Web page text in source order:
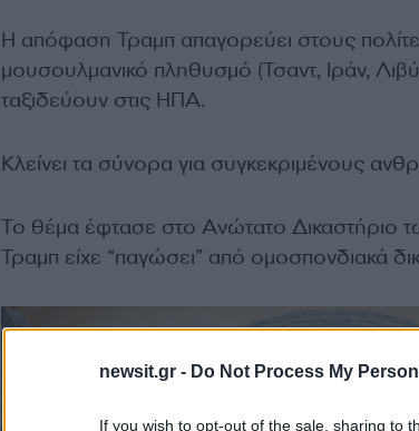
newsit.gr - Do Not Process My
If you wish to opt-out of the sale, sharing to
Η απόφαση Τραμπ απαγορεύει στους
μουσουλμανικό πληθυσμό (Τσαντ, Ιράν,
ταξιδεύουν στις ΗΠΑ.
Κλείνει τα σύνορα για συγκεκριμένους
Το θέμα έφτασε στο Ανώτατο Δικαστήριο
Τραμπ είχε “παγώσει” από ομοσπονδιακά